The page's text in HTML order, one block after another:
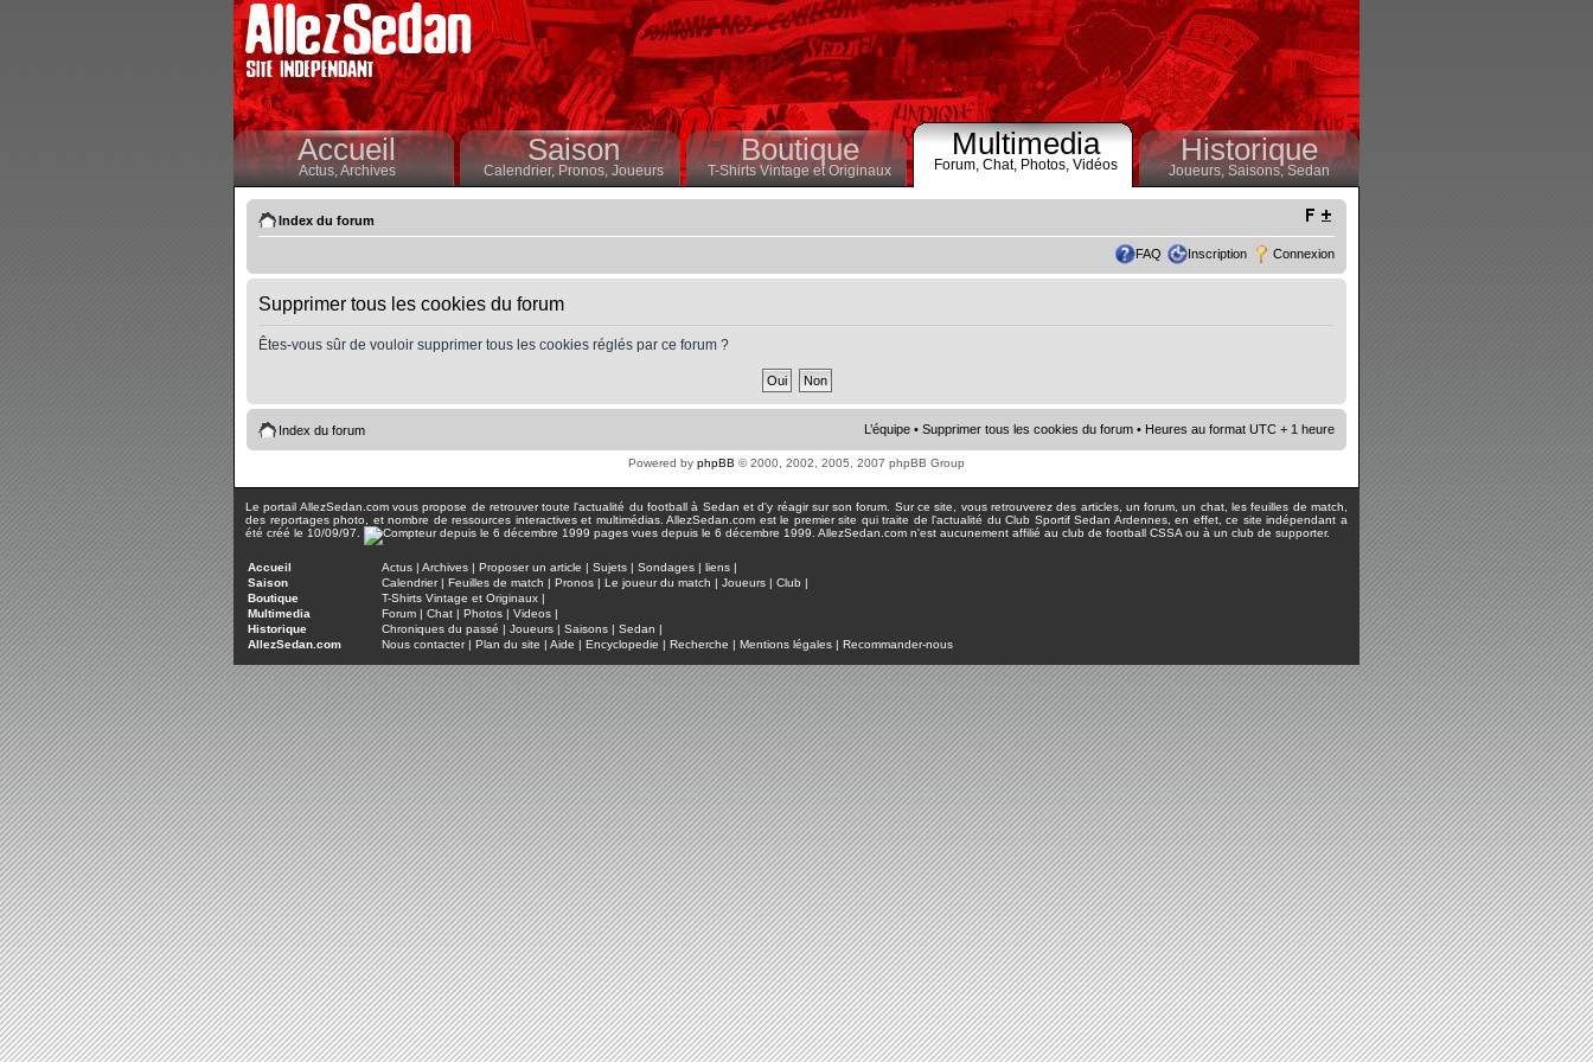
Accueil
Actus,Archives
Saison
Calendrier,Pronos, Joueurs
Boutique
T-Shirts Vintage et Originaux
Multimedia
Forum, Chat, Photos, Vidéos Historique
Joueurs, Saisons,Sedan
Index du forum
FAQ Inscription Connexion
Supprimer tous les cookies du forum
Êtes-vous sûr de vouloir supprimer tous les cookies réglés par ce forum ?
Index du forum L’équipe • Supprimer tous les cookies du forum • Heures au format UTC + 1 heure
Powered by phpBB © 2000, 2002, 2005, 2007 phpBB Group
Le portail AllezSedan.com vous propose de retrouver toute l'actualité du football à Sedan et d'y réagir sur son forum. Sur ce site, vous retrouverez des articles, un forum, un chat, les feuilles de match,
des reportages photo, et nombre de ressources interactives et multimédias. AllezSedan.com est le premier site qui traite de l'actualité du Club Sportif Sedan Ardennes, en effet, ce site indépendant a
été créé le 10/09/97.
pages vues depuis le 6 décembre 1999. AllezSedan.com n'est aucunement affilié au club de football CSSA ou à un club de supporter.
Accueil Actus | Archives | Proposer un article | Sujets | Sondages | liens |
Saison
Calendrier| Feuilles de match | Pronos | Le joueur du match | Joueurs | Club |
Boutique
T-Shirts Vintage et Originaux |
Multimedia
Forum | Chat | Photos | Videos |
Historique
Chroniques du passé | Joueurs | Saisons | Sedan |
AllezSedan.com
Nous contacter| Plan du site | Aide | Encyclopedie | Recherche | Mentions légales | Recommander-nous